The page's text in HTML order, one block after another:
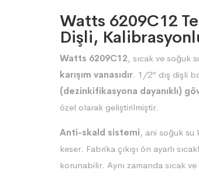
Watts 6209C12
Dişli,
Watts 6209C12, sıcak ve soğuk
karışım vanasıdır. 1/2” dış dişli
(dezinkifikasyona dayanıklı)
özel olarak geliştirilmiştir.
Anti-skald sistemi, ani soğuk su
keser. Fabrika çıkışı ön ayarlı
korunabilir. Aynı zamanda sıcak